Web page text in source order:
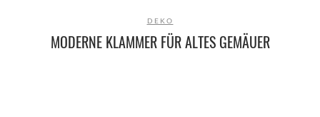
DEKO
MODERNE KLAMMER FÜR ALTES GEMÄUER